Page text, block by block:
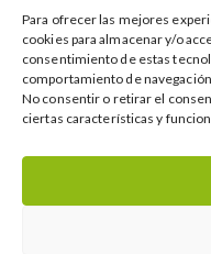
Para ofrecer las mejores
cookies para almacenar y/o
consentimiento de estas
comportamiento de
No consentir o retirar el
ciertas características y
Categories